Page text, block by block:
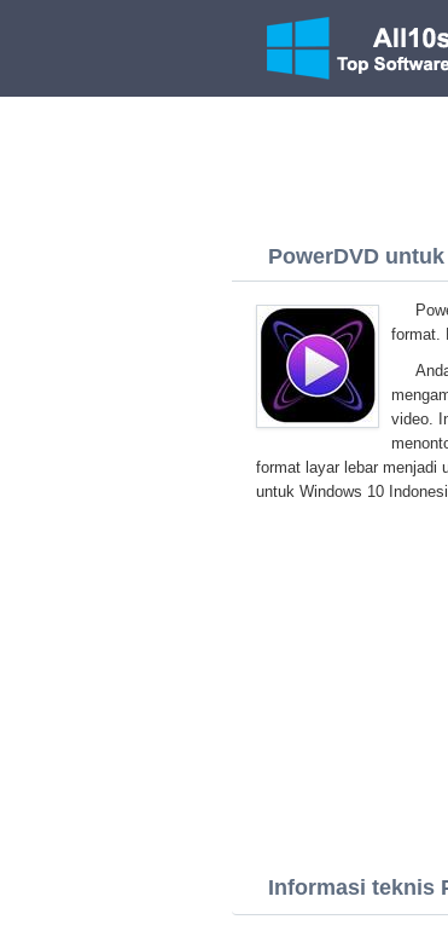
PowerDVD
format.
video.
format layar lebar menjadi
untuk Windows 10
Informasi teknis